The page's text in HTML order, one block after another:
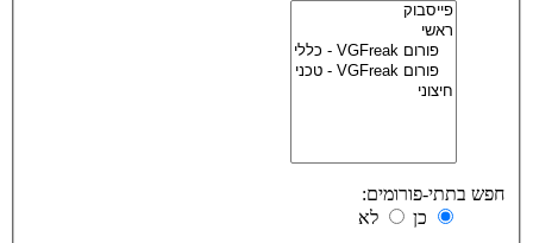
חפש בתתי-פורומים:
כן
לא